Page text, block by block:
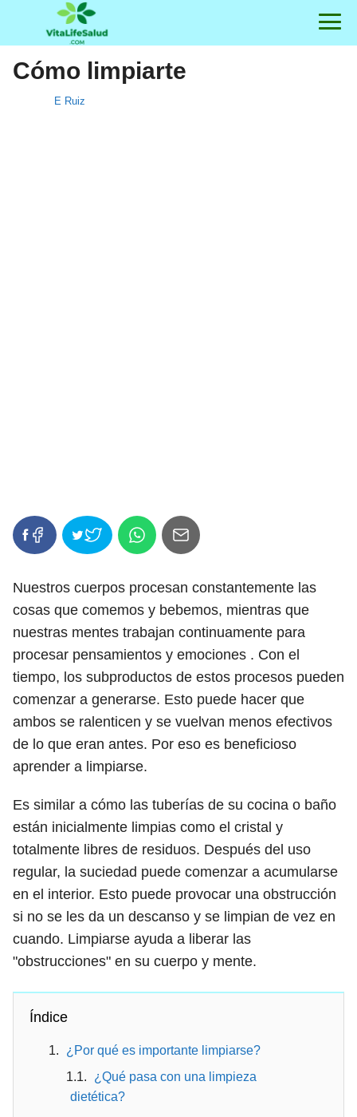
Cómo limpiarte
E Ruiz
Nuestros cuerpos procesan constantemente las
cosas que comemos y bebemos, mientras que
nuestras mentes trabajan continuamente para
procesar pensamientos y emociones . Con el
tiempo, los subproductos de estos procesos pueden
comenzar a generarse. Esto puede hacer que
ambos se ralenticen y se vuelvan menos efectivos
de lo que eran antes. Por eso es beneficioso
aprender a limpiarse.
Es similar a cómo las tuberías de su cocina o baño
están inicialmente limpias como el cristal y
totalmente libres de residuos. Después del uso
regular, la suciedad puede comenzar a acumularse
en el interior. Esto puede provocar una obstrucción
si no se les da un descanso y se limpian de vez en
cuando. Limpiarse ayuda a liberar las
"obstrucciones" en su cuerpo y mente.
Índice
¿Por qué es importante limpiarse?
¿Qué pasa con una limpieza
dietética?